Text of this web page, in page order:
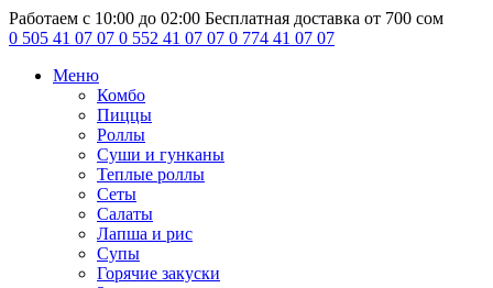
Работаем с 10:00 до 02:00 Бесплатная доставка от 700 сом
0 505 41 07 07 0 552 41 07 07 0 774 41 07 07
Меню
Комбо
Пиццы
Роллы
Суши и гунканы
Теплые роллы
Сеты
Салаты
Лапша и рис
Супы
Горячие закуски